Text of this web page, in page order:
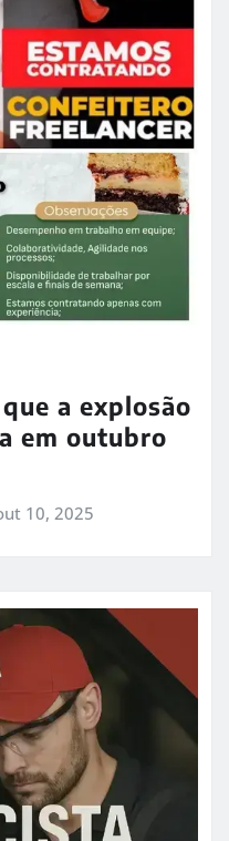
a explosão
em outubro
10, 2025